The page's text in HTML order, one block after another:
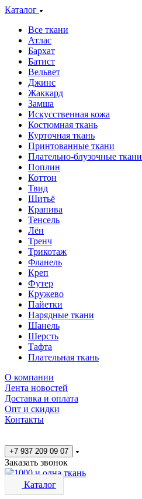
Каталог
Все ткани
Атлас
Бархат
Батист
Вельвет
Джинс
Жаккард
Замша
Искусственная кожа
Костюмная ткань
Курточная ткань
Принтованные ткани
Плательно-блузочные ткани
Поплин
Коттон
Твид
Шитьё
Крапива
Тенсель
Лён
Тренч
Трикотаж
Фланель
Креп
Футер
Кружево
Пайетки
Нарядные ткани
Шанель
Шерсть
Тафта
Плательная ткань
О компании
Лента новостей
Доставка и оплата
Опт и скидки
Контакты
+7 937 209 09 07
Заказать звонок
Каталог